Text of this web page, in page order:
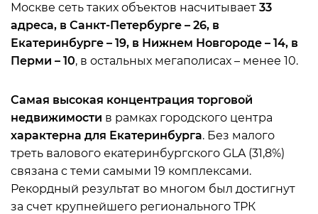
Москве сеть таких объектов насчитывает 33
адреса, в Санкт-Петербурге – 26, в
Екатеринбурге – 19, в Нижнем Новгороде – 14, в
Перми – 10, в остальных мегаполисах – менее 10.
Самая высокая концентрация торговой
недвижимости в рамках городского центра
характерна для Екатеринбурга. Без малого
треть валового екатеринбургского GLA (31,8%)
связана с теми самыми 19 комплексами.
Рекордный результат во многом был достигнут
за счет крупнейшего регионального ТРК